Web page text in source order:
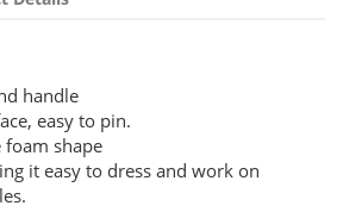
handle
easy to pin.
shape
it easy to dress and work on